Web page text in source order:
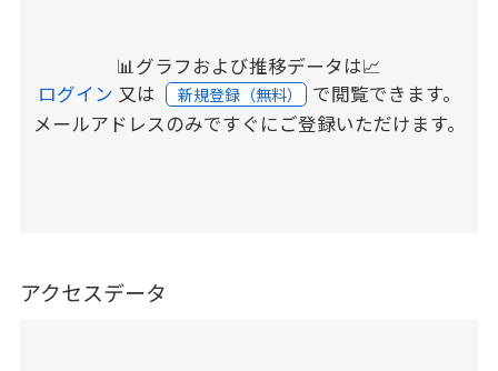
📊グラフおよび推移データは📈
ログイン 又は 新規登録（無料） で閲覧できます。
メールアドレスのみですぐにご登録いただけます。
アクセスデータ